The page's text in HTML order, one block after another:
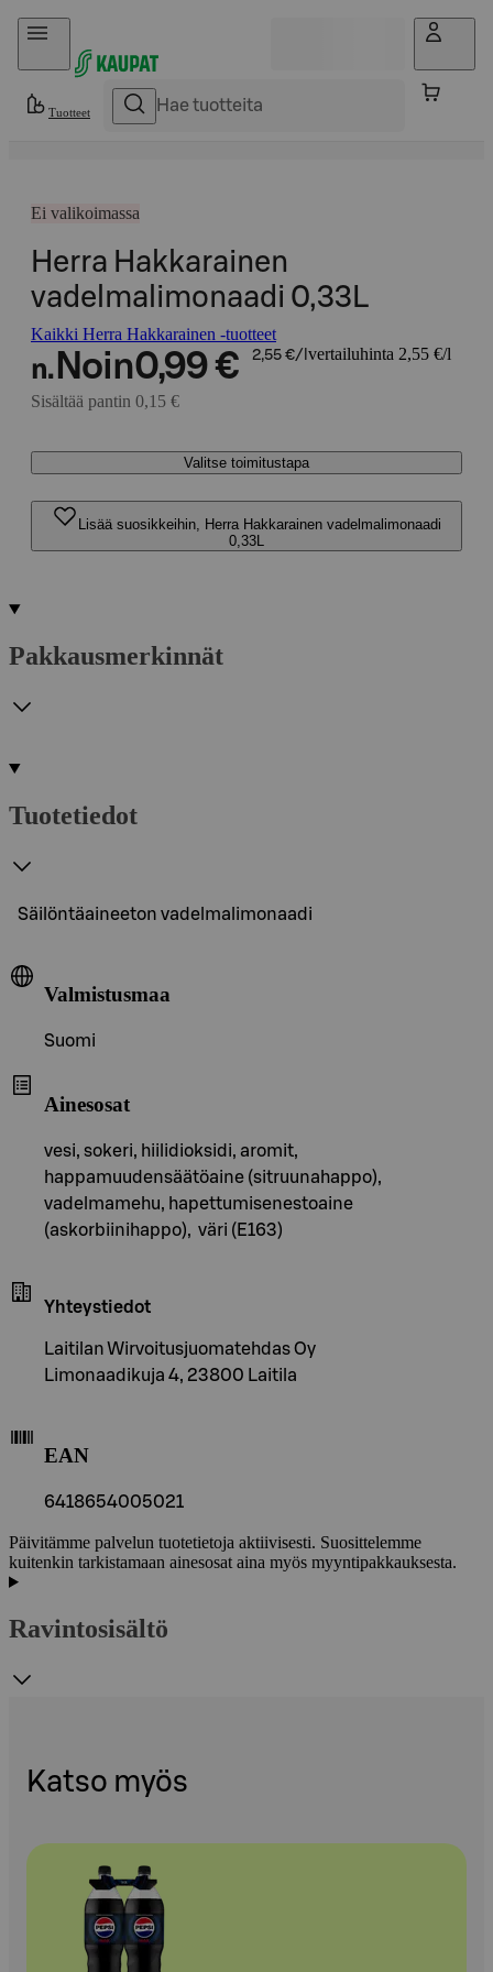
Hyppää sisältöön
Tuotteet
Ei valikoimassa
Herra Hakkarainen
vadelmalimonaadi 0,33L
Kaikki Herra Hakkarainen -tuotteet
n. Noin0,99 € 2,55 €/l vertailuhinta 2,55 €/l
Sisältää pantin 0,15 €
Valitse toimitustapa
Lisää suosikkeihin, Herra Hakkarainen vadelmalimonaadi
0,33L
Pakkausmerkinnät
Tuotetiedot
Säilöntäaineeton vadelmalimonaadi
Valmistusmaa
Suomi
Ainesosat
vesi, sokeri, hiilidioksidi, aromit,
happamuudensäätöaine (sitruunahappo),
vadelmamehu, hapettumisenestoaine
(askorbiinihappo), väri (E163)
Yhteystiedot
Laitilan Wirvoitusjuomatehdas Oy
Limonaadikuja 4, 23800 Laitila
EAN
6418654005021
Päivitämme palvelun tuotetietoja aktiivisesti. Suosittelemme
kuitenkin tarkistamaan ainesosat aina myös myyntipakkauksesta.
Ravintosisältö
Katso myös